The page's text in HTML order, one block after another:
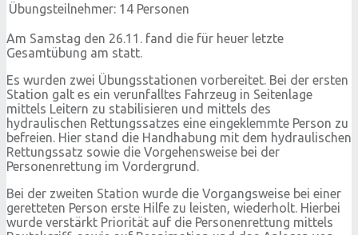
Übungsteilnehmer: 14 Personen
Am Samstag den 26.11. fand die für heuer letzte
Gesamtübung am statt.
Es wurden zwei Übungsstationen vorbereitet. Bei der ersten
Station galt es ein verunfalltes Fahrzeug in Seitenlage
mittels Leitern zu stabilisieren und mittels des
hydraulischen Rettungssatzes eine eingeklemmte Person zu
befreien. Hier stand die Handhabung mit dem hydraulischen
Rettungssatz sowie die Vorgehensweise bei der
Personenrettung im Vordergrund.
Bei der zweiten Station wurde die Vorgangsweise bei einer
geretteten Person erste Hilfe zu leisten, wiederholt. Hierbei
wurde verstärkt Priorität auf die Personenrettung mittels